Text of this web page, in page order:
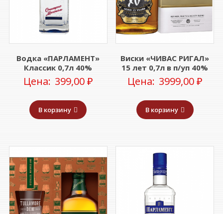
Водка «ПАРЛАМЕНТ»
Классик 0,7л 40%
Цена: 399,00₽
В корзину
Виски «ЧИВАС РИГАЛ»
15 лет 0,7л в п/уп 40%
Цена: 3999,00₽
В корзину